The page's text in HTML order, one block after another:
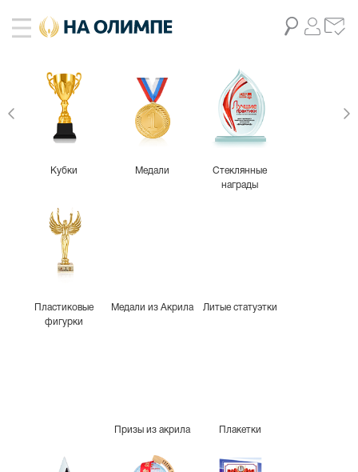
Кубки Медали
Стеклянные
награды
Пластиковые
фигурки
Медали из Акрила Литые статуэтки
Призы из акрила Плакетки